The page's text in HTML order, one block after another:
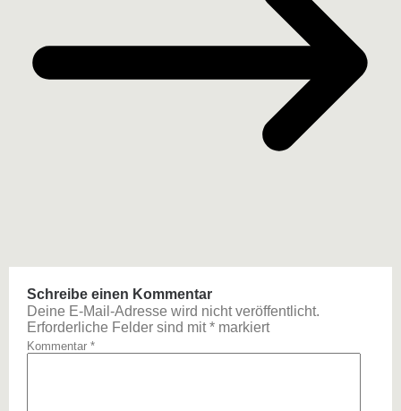
Schreibe einen Kommentar
Deine E-Mail-Adresse wird nicht veröffentlicht.
Erforderliche Felder sind mit* markiert
Kommentar *